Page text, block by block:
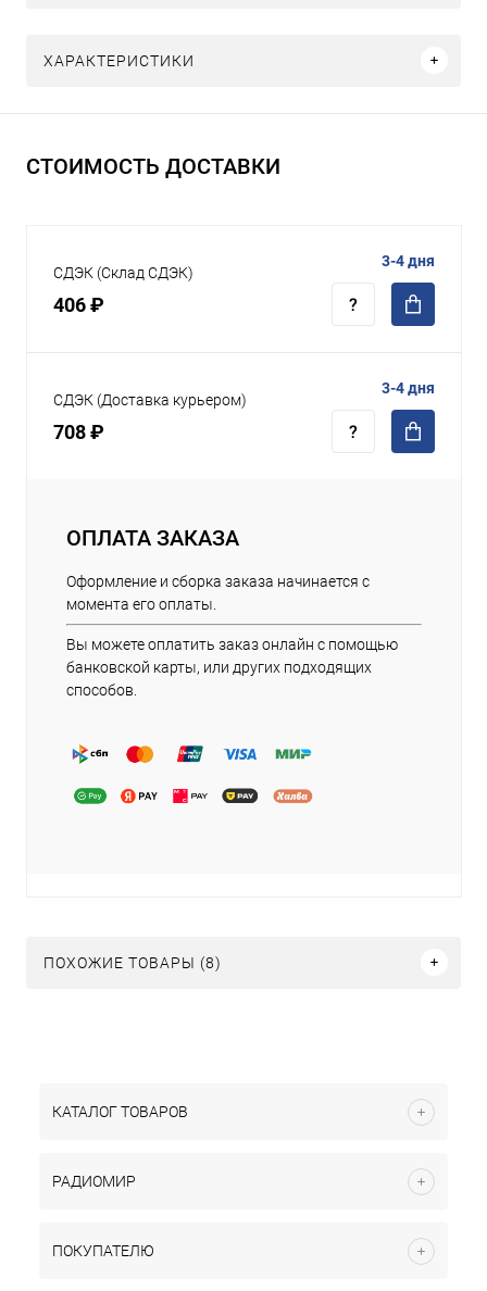
ХАРАКТЕРИСТИКИ
СТОИМОСТЬ ДОСТАВКИ
СДЭК (Склад СДЭК)
406 ₽
3-4 дня
СДЭК (Доставка курьером)
708 ₽
3-4 дня
ОПЛАТА ЗАКАЗА
Оформление и сборка заказа начинается с
момента его оплаты.
Вы можете оплатить заказ онлайн с помощью
банковской карты, или других подходящих
способов.
ПОХОЖИЕ ТОВАРЫ (8)
КАТАЛОГ ТОВАРОВ
РАДИОМИР
ПОКУПАТЕЛЮ